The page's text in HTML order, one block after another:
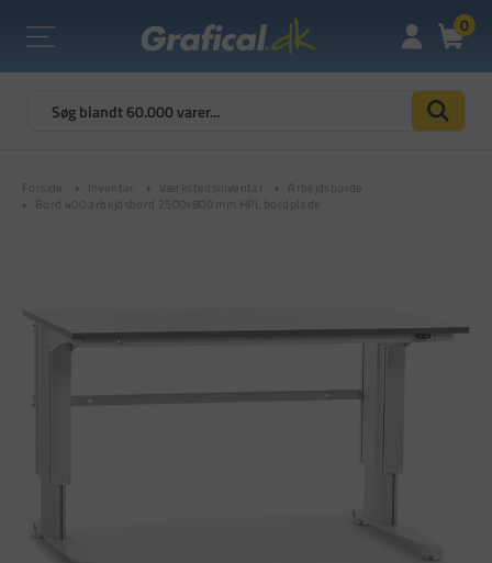
0
Forside Inventar Værkstedsinventar
Arbejdsborde
Bord 400 arbejdsbord 2500x800 mm HPL bordplade